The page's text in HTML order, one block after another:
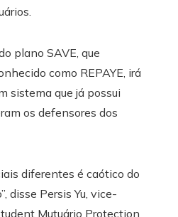
plano SAVE, que
como REPAYE, irá
sistema que já possui
os defensores dos
diferentes é caótico do
disse Persis Yu, vice-
Mutuário Protection